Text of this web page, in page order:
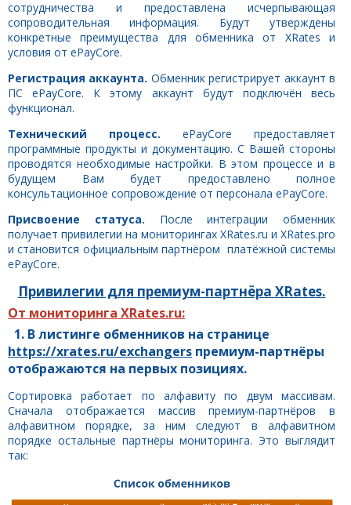
сотрудничества и предоставлена исчерпывающая
сопроводительная информация. Будут утверждены
конкретные преимущества для обменника от XRates и
условия от ePayCore.
Регистрация аккаунта. Обменник регистрирует аккаунт в
ПС ePayCore. К этому аккаунт будут подключён весь
функционал.
Технический процесс. ePayCore предоставляет
программные продукты и документацию. С Вашей стороны
проводятся необходимые настройки. В этом процессе и в
будущем Вам будет предоставлено полное
консультационное сопровождение от персонала ePayCore.
Присвоение статуса. После интеграции обменник
получает привилегии на мониторингах XRates.ru и XRates.pro
и становится официальным партнёром платёжной системы
ePayCore.
Привилегии для премиум-партнёра XRates.
От мониторинга XRates.ru:
1. В листинге обменников на странице
https://xrates.ru/exchangers премиум-партнёры
отображаются на первых позициях.
Сортировка работает по алфавиту по двум массивам.
Сначала отображается массив премиум-партнёров в
алфавитном порядке, за ним следуют в алфавитном
порядке остальные партнёры мониторинга. Это выглядит
так: